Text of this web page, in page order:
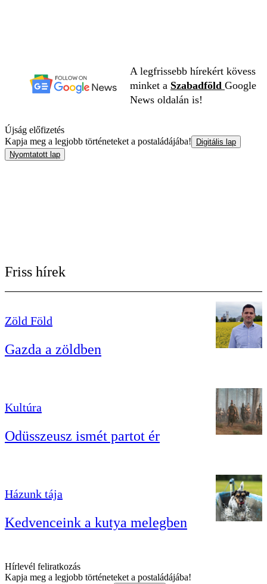
A legfrissebb hírekért kövess
minket a Szabadföld Google
News oldalán is!
Újság előfizetés
Kapja meg a legjobb történeteket a postaládájába!
Digitális lap
Nyomtatott lap
Friss hírek
Zöld Föld
Gazda a zöldben
Kultúra
Odüsszeusz ismét partot ér
Házunk tája
Kedvenceink a kutya melegben
Hírlevél feliratkozás
Kapja meg a legjobb történeteket a postaládájába!